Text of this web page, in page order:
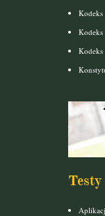
Kodeks
Kodeks
Testy